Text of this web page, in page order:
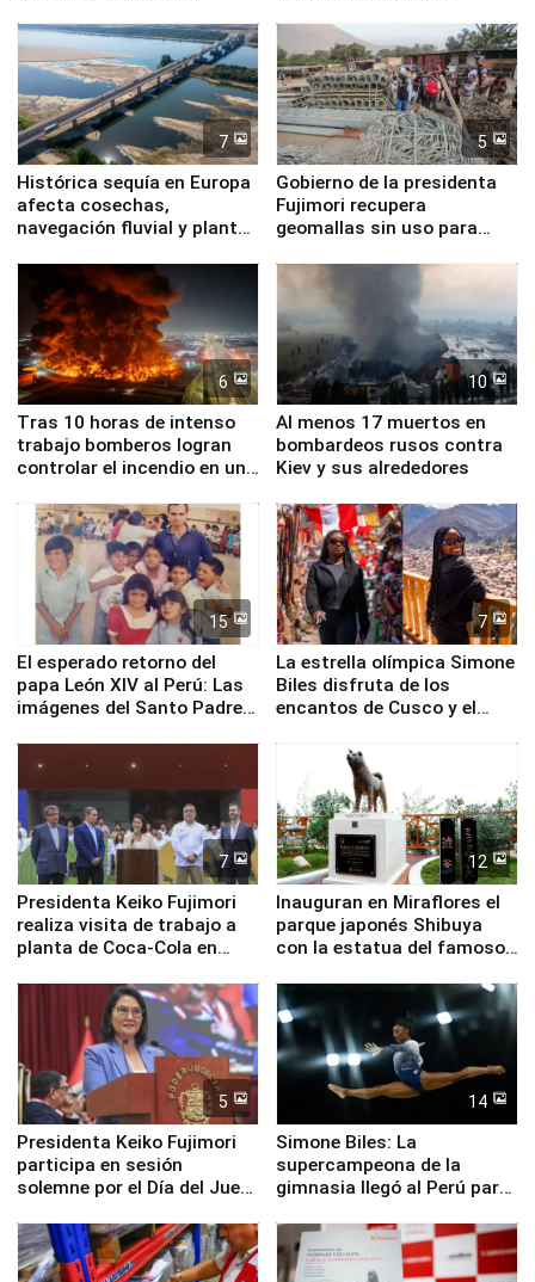
7
Histórica sequía en Europa
afecta cosechas,
navegación fluvial y plantas
5
Gobierno de la presidenta
Fujimori recupera
geomallas sin uso para
Fenómeno El Niño
6
Tras 10 horas de intenso
trabajo bomberos logran
controlar el incendio en una
de Chile
10
Al menos 17 muertos en
bombardeos rusos contra
Kiev y sus alrededores
15
El esperado retorno del
papa León XIV al Perú: Las
imágenes del Santo Padre
7
La estrella olímpica Simone
Biles disfruta de los
encantos de Cusco y el
7
Presidenta Keiko Fujimori
realiza visita de trabajo a
planta de Coca-Cola en
12
Inauguran en Miraflores el
parque japonés Shibuya
con la estatua del famoso
5
Presidenta Keiko Fujimori
participa en sesión
solemne por el Día del Juez
14
Simone Biles: La
supercampeona de la
gimnasia llegó al Perú para
Panamericanos Lima 2027